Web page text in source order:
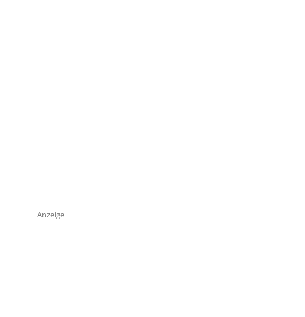
Anzeige